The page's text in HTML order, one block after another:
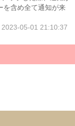
を含め全て通知が来
2023-05-01 21:10:37